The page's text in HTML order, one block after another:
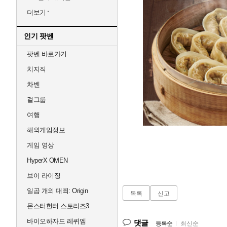
더보기
인기 팟벤
팟벤 바로가기
치지직
차벤
걸그룹
여행
해외게임정보
게임 영상
HyperX OMEN
브이 라이징
일곱 개의 대죄: Origin
몬스터헌터 스토리즈3
바이오하자드 레퀴엠
목록 신고
댓글 등록순 최신순